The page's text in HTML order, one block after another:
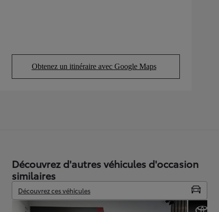
Obtenez un itinéraire avec Google Maps
(Opens in new tab)
Découvrez d'autres véhicules d'occasion
similaires
Découvrez ces véhicules